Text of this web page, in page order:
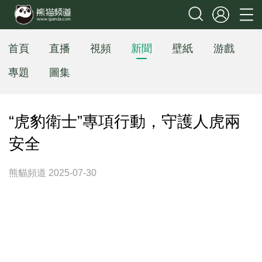
首頁 直播 視頻 新聞 壁紙
游戲
專題
圖集
“虎豹衛士”專項行動，守護人虎兩
安全
熊貓頻道 2025-07-30